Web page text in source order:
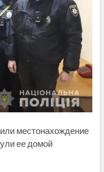
местонахождение
ее домой